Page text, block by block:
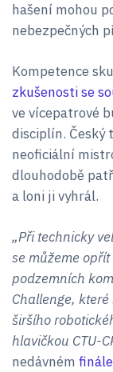
hašení mohou
nebezpečných
Kompetence
zkušenosti se
ve vícepatrové
disciplín. Český
neoficiální
dlouhodobě
a loni ji vyhrál.
„Při technicky
se můžeme
podzemních
Challenge,
širšího
hlavičkou CTU-
nedávném